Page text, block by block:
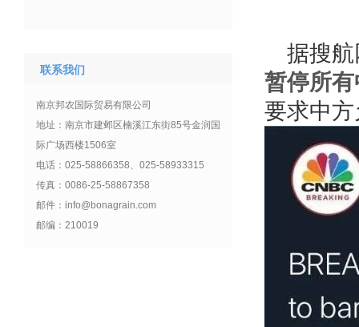
联系我们
南京邦农国际贸易有限公司
地址：南京市建邺区楠溪江东街85号金润国
际广场西楼1506室
电话：025-58866358、025-58933315
传真：0086-25-58867358
邮件：info@bonagrain.com
邮编：210019
据搜
暂停所
要求中